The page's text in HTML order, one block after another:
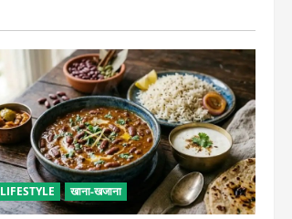
LIFESTYLE खाना-खजाना